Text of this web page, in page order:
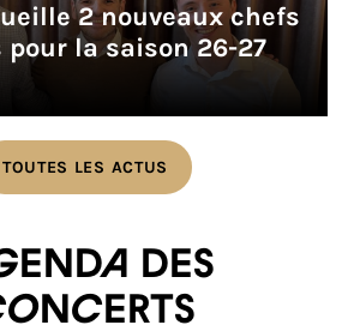
2 nouveaux chefs
la saison 26-27
TOUTES LES ACTUS
des